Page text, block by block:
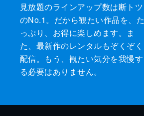
見放題のラインアップ数は断トツ
のNo.1。だから観たい作品を、た
っぷり、お得に楽しめます。ま
た、最新作のレンタルもぞくぞく
配信。もう、観たい気分を我慢す
る必要はありません。